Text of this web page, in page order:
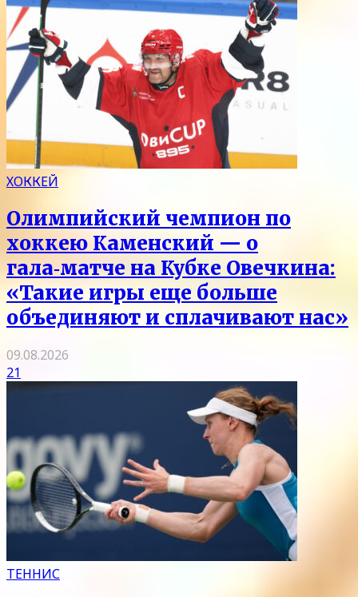
ХОККЕЙ
Олимпийский чемпион по
хоккею Каменский — о
гала‑матче на Кубке Овечкина:
«Такие игры еще больше
объединяют и сплачивают нас»
09.08.2026
21
ТЕННИС